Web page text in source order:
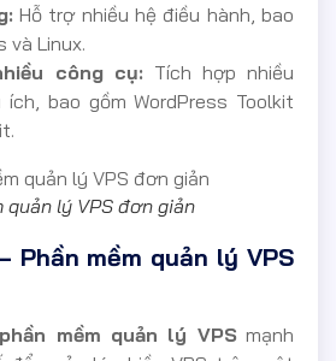
Hỗ trợ nhiều hệ điều hành, bao
và Linux.
công cụ: Tích hợp nhiều
bao gồm WordPress Toolkit
quản lý VPS đơn giản
Phần mềm quản lý VPS
phần mềm quản lý VPSmạnh